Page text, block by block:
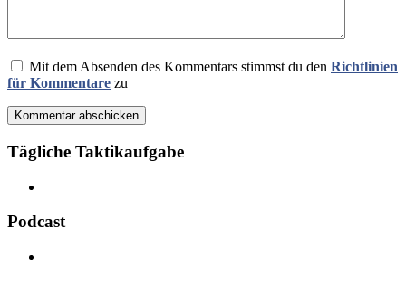
Mit dem Absenden des Kommentars stimmst du den Richtlinien
für Kommentare zu
Kommentar abschicken
Tägliche Taktikaufgabe
Podcast